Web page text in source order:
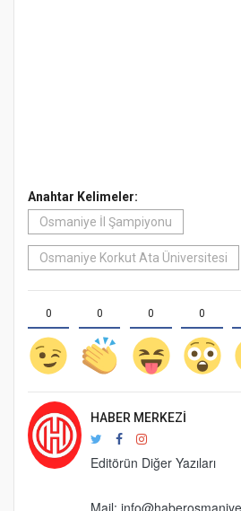
Anahtar Kelimeler:
Osmaniye İl Şampiyonu
Osmaniye Korkut Ata Üniversitesi
0 0 0 0
HABER MERKEZI
Editörün Diğer Yazıları
Mail: